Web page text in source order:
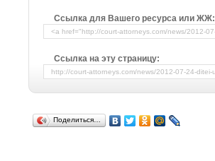
Ссылка для Вашего ресурса или ЖЖ:
Ссылка на эту страницу:
Поделиться…